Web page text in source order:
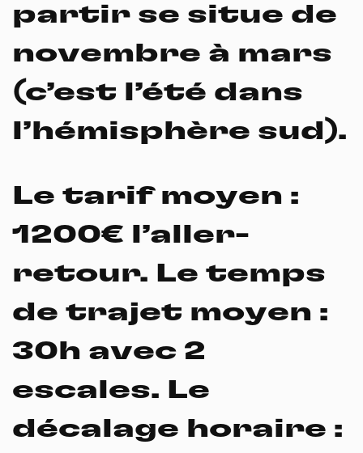
partir se situe de
novembre à mars
(c’est l’été dans
l’hémisphère sud).
Le tarif moyen :
1200€ l’aller-
retour.
Le temps
de trajet moyen :
30h avec 2
escales.
Le
décalage horaire :